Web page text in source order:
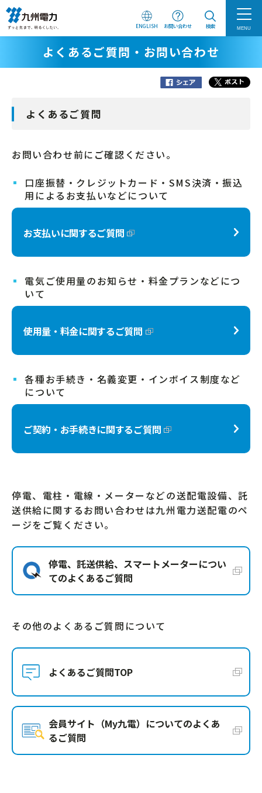
ENGLISH お問い合わせ 検索 MENU
よくあるご質問・お問い合わせ
よくあるご質問
お問い合わせ前にご確認ください。
口座振替・クレジットカード・SMS決済・振込
用によるお支払いなどについて
お支払いに関するご質問
電気ご使用量のお知らせ・料金プランなどにつ
いて
使用量・料金に関するご質問
各種お手続き・名義変更・インボイス制度など
について
ご契約・お手続きに関するご質問
停電、電柱・電線・メーターなどの送配電設備、託
送供給に関するお問い合わせは九州電力送配電のペ
ージをご覧ください。
停電、託送供給、スマートメーターについ
てのよくあるご質問
その他のよくあるご質問について
よくあるご質問TOP
会員サイト（My九電）についてのよくあ
るご質問